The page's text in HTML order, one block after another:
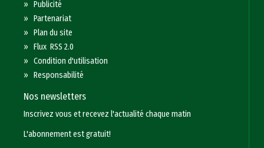
»Publicité
»Partenariat
»Plan du site
»Flux RSS 2.0
»Condition d'utilisation
»Responsabilité
Nos newsletters
Inscrivez vous et recevez l'actualité chaque matin
L'abonnement est gratuit!